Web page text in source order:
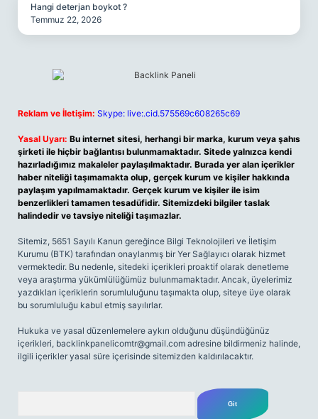
Hangi deterjan boykot ?
Temmuz 22, 2026
Reklam ve İletişim: Skype: live:.cid.575569c608265c69
Yasal Uyarı: Bu internet sitesi, herhangi bir marka, kurum veya şahıs
şirketi ile hiçbir bağlantısı bulunmamaktadır. Sitede yalnızca kendi
hazırladığımız makaleler paylaşılmaktadır. Burada yer alan içerikler
haber niteliği taşımamakta olup, gerçek kurum ve kişiler hakkında
paylaşım yapılmamaktadır. Gerçek kurum ve kişiler ile isim
benzerlikleri tamamen tesadüfidir. Sitemizdeki bilgiler taslak
halindedir ve tavsiye niteliği taşımazlar.
Sitemiz, 5651 Sayılı Kanun gereğince Bilgi Teknolojileri ve İletişim
Kurumu (BTK) tarafından onaylanmış bir Yer Sağlayıcı olarak hizmet
vermektedir. Bu nedenle, sitedeki içerikleri proaktif olarak denetleme
veya araştırma yükümlülüğümüz bulunmamaktadır. Ancak, üyelerimiz
yazdıkları içeriklerin sorumluluğunu taşımakta olup, siteye üye olarak
bu sorumluluğu kabul etmiş sayılırlar.
Hukuka ve yasal düzenlemelere aykırı olduğunu düşündüğünüz
içerikleri, backlinkpanelicomtr@gmail.com adresine bildirmeniz halinde,
ilgili içerikler yasal süre içerisinde sitemizden kaldırılacaktır.